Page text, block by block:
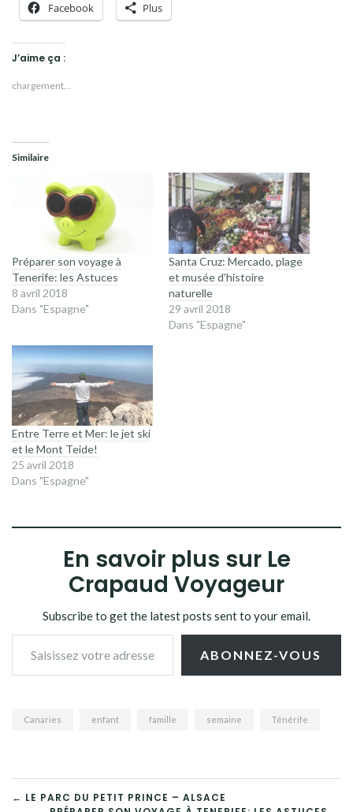
Facebook Plus
J’aime ça :
chargement…
Similaire
Préparer son voyage à
Tenerife: les Astuces
8 avril 2018
Dans "Espagne"
Santa Cruz: Mercado, plage
et musée d’histoire
naturelle
29 avril 2018
Dans "Espagne"
Entre Terre et Mer: le jet ski
et le Mont Teide!
25 avril 2018
Dans "Espagne"
En savoir plus sur Le
Crapaud Voyageur
Subscribe to get the latest posts sent to your email.
Saisissez votre adresse e-mail…
ABONNEZ-VOUS
Canaries enfant famille semaine Ténérife
← LE PARC DU PETIT PRINCE – ALSACE